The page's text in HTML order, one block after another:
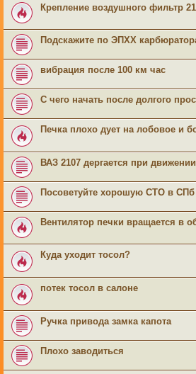
Крепление воздушного фильтр
Подскажите по ЭПХХ
вибрация после 100 км час
С чего начать после долгого
Печка плохо дует на лобовое и
ВАЗ 2107 дергается при движении
Посоветуйте хорошую СТО в СПб
Вентилятор печки вращается в
Куда уходит тосол?
потек тосол в салоне
Ручка привода замка капота
Плохо заводиться